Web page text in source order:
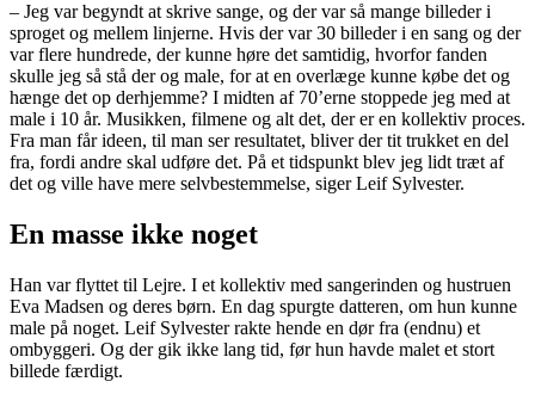
– Jeg var begyndt at skrive sange, og der var så mange billeder i
sproget og mellem linjerne. Hvis der var 30 billeder i en sang og der
var flere hundrede, der kunne høre det samtidig, hvorfor fanden
skulle jeg så stå der og male, for at en overlæge kunne købe det og
hænge det op derhjemme? I midten af 70’erne stoppede jeg med at
male i 10 år. Musikken, filmene og alt det, der er en kollektiv proces.
Fra man får ideen, til man ser resultatet, bliver der tit trukket en del
fra, fordi andre skal udføre det. På et tidspunkt blev jeg lidt træt af
det og ville have mere selvbestemmelse, siger Leif Sylvester.
En masse ikke noget
Han var flyttet til Lejre. I et kollektiv med sangerinden og hustruen
Eva Madsen og deres børn. En dag spurgte datteren, om hun kunne
male på noget. Leif Sylvester rakte hende en dør fra (endnu) et
ombyggeri. Og der gik ikke lang tid, før hun havde malet et stort
billede færdigt.